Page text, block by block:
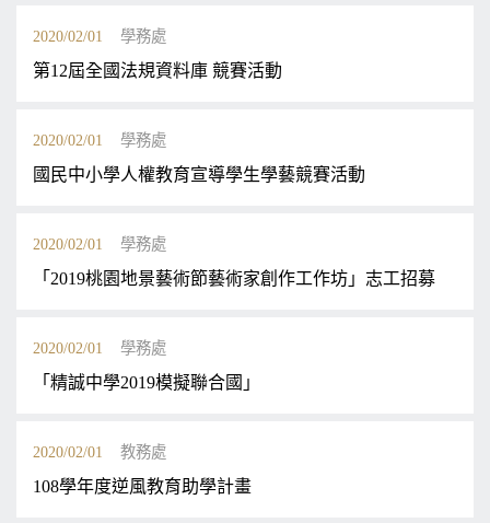
2020/02/01 學務處
第12屆全國法規資料庫 競賽活動
2020/02/01 學務處
國民中小學人權教育宣導學生學藝競賽活動
2020/02/01 學務處
「2019桃園地景藝術節藝術家創作工作坊」志工招募
2020/02/01 學務處
「精誠中學2019模擬聯合國」
2020/02/01 教務處
108學年度逆風教育助學計畫